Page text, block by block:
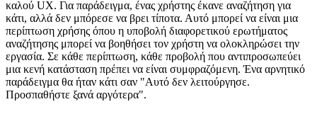
και να εξηγήσετε ιδανικά γιατί συμβαίνει αυτό. Ανάλογα με το
περιεχόμενο, μια υπόδειξη σχετικά με τον τρόπο επίλυσης της
κενής κατάστασης μπορεί να βοηθήσει πολύ στη δημιουργία ενός
καλού UX. Για παράδειγμα, ένας χρήστης έκανε αναζήτηση για
κάτι, αλλά δεν μπόρεσε να βρει τίποτα. Αυτό μπορεί να είναι μια
περίπτωση χρήσης όπου η υποβολή διαφορετικού ερωτήματος
αναζήτησης μπορεί να βοηθήσει τον χρήστη να ολοκληρώσει την
εργασία. Σε κάθε περίπτωση, κάθε προβολή που αντιπροσωπεύει